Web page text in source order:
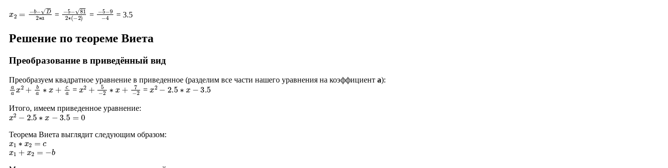
b−D2∗ = −5−812 (−2)
= −5−9 4
= 3.5
Решение по теореме Виета
Преобразование в приведённый вид
Преобразуем квадратное уравнение в приведенное (разделим все части нашего уравнения на коэффициент a):
aax2+ba∗x+ca = x2+5−2∗x+7− 2 =x2−2.5∗x−3.5
Итого, имеем приведенное уравнение:
x2−2.5∗x−3.5=0
Теорема Виета выглядит следующим образом:
x1∗x2= c
x1 + x2 =− b